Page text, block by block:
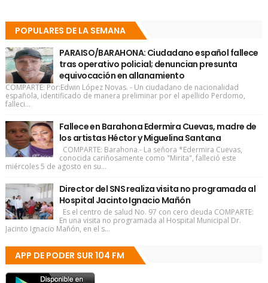
POPULARES DE LA SEMANA
PARAISO/BARAHONA: Ciudadano español fallece
tras operativo policial; denuncian presunta
equivocación en allanamiento
COMPARTE: Por:Edwin López Novas. - Un ciudadano de nacionalidad
española, identificado de manera preliminar por el apellido Perdomo,
falleci...
Fallece en Barahona Edermira Cuevas, madre de
los artistas Héctor y Miguelina Santana
COMPARTE: Barahona.- La señora *Edermira Cuevas,
conocida cariñosamente como "Mirita", falleció este
miércoles 5 de agosto en su...
Director del SNS realiza visita no programada al
Hospital Jacinto Ignacio Mañón
Es el centro de salud No. 97 con cero deuda COMPARTE:
En una visita no programada al Hospital Municipal Dr.
Jacinto Ignacio Mañón, en el s...
APP DE PODER SUR 104 FM